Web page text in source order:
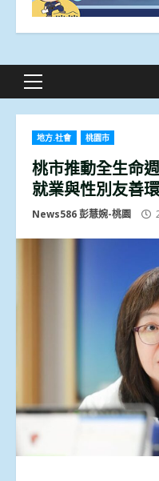
Primary
地方.社會 桃園市
桃市推動全生命
就業與性別友善
News586 彭慧婉-桃園